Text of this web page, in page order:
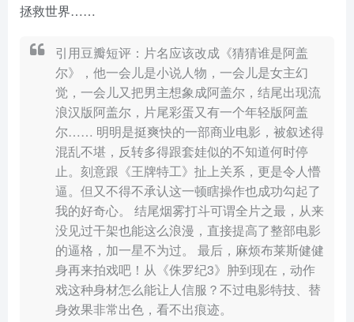
拯救世界……
引用豆瓣短评：片名应该改成《猜猜谁是阿盖
尔》，他一会儿是小说人物，一会儿是女主幻
觉，一会儿又把男主想象成阿盖尔，结尾出现流
浪汉版阿盖尔，片尾彩蛋又有一个年轻版阿盖
尔…… 明明是挺爽快的一部商业电影，被叙述得
混乱不堪，反转多得跟套娃似的不知道何时停
止。刻意跟《王牌特工》扯上关系，更是令人懵
逼。但又不得不承认这一顿瞎操作也成功勾起了
我的好奇心。 结尾烟雾打斗可谓全片之最，从来
没见过干架也能这么浪漫，直接提高了整部电影
的逼格，加一星不为过。 最后，麻烦布莱斯健健
身再来拍戏吧！从《侏罗纪3》肿到现在，动作
戏这种身材怎么能让人信服？不过电影特技、替
身效果非常出色，看不出痕迹。